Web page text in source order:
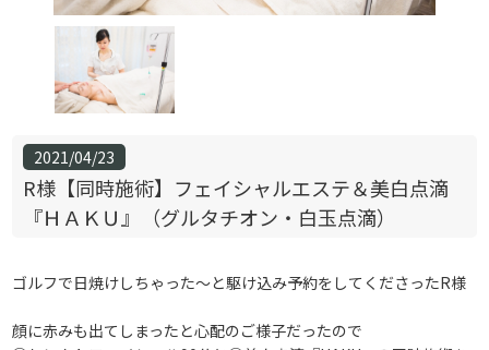
2021/04/23
R様【同時施術】フェイシャルエステ＆美白点滴
『ＨＡＫＵ』（グルタチオン・白玉点滴）
ゴルフで日焼けしちゃった～と駆け込み予約をしてくださったR様
顔に赤みも出てしまったと心配のご様子だったので